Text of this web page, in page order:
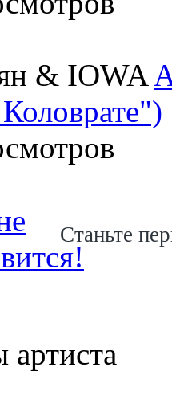
& IOWA
Станьте